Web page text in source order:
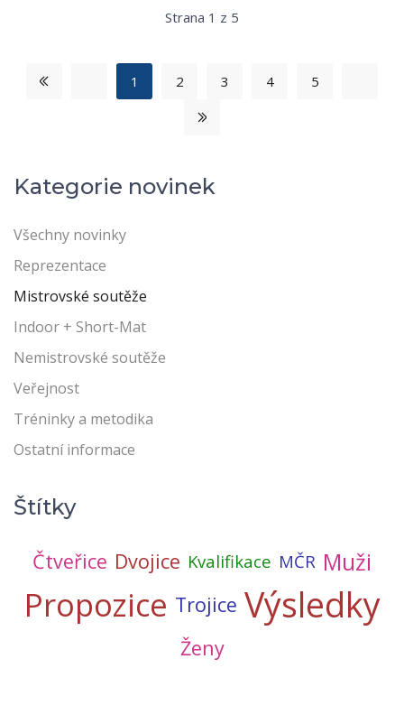
Strana 1 z 5
1 2 3 4 5
Kategorie novinek
Všechny novinky
Reprezentace
Mistrovské soutěže
Indoor + Short-Mat
Nemistrovské soutěže
Veřejnost
Tréninky a metodika
Ostatní informace
Štítky
Čtveřice Dvojice Kvalifikace MČR Muži
Propozice Trojice Výsledky
Ženy